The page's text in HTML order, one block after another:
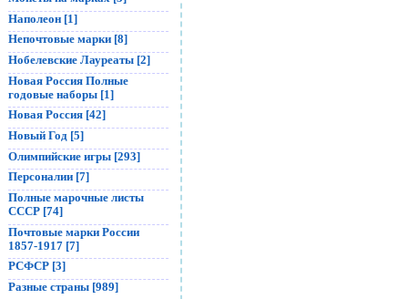
Наполеон [1]
Непочтовые марки [8]
Нобелевские Лауреаты [2]
Новая Россия Полные
годовые наборы [1]
Новая Россия [42]
Новый Год [5]
Олимпийские игры [293]
Персоналии [7]
Полные марочные листы
СССР [74]
Почтовые марки России
1857-1917 [7]
РСФСР [3]
Разные страны [989]